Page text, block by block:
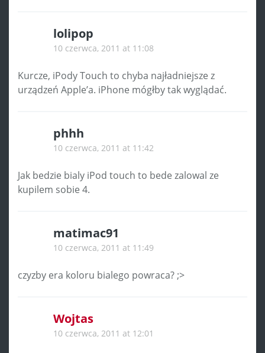
lolipop
10 czerwca, 2011 at 11:08
Kurcze, iPody Touch to chyba najładniejsze z
urządzeń Apple’a. iPhone mógłby tak wyglądać.
phhh
10 czerwca, 2011 at 11:42
Jak bedzie bialy iPod touch to bede zalowal ze
kupilem sobie 4.
matimac91
10 czerwca, 2011 at 11:49
czyzby era koloru bialego powraca? ;>
Wojtas
10 czerwca, 2011 at 12:01